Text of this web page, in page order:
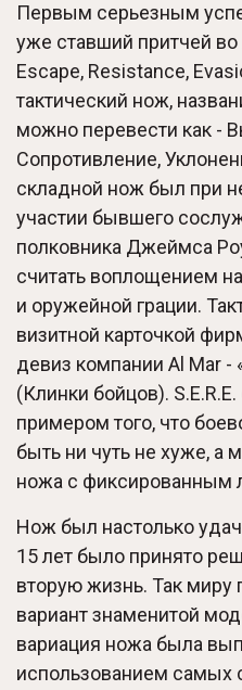
Первым серьезным
уже ставший притчей во
Escape, Resistance,
тактический нож,
можно перевести как -
Сопротивление,
складной нож был при
участии бывшего
полковника Джеймса
считать воплощением
и оружейной грации.
визитной карточкой
девиз компании Al Mar -
(Клинки бойцов).
примером того, что
быть ни чуть не хуже, а
ножа с фиксированным
Нож был настолько
15 лет было принято
вторую жизнь. Так
вариант знаменитой
вариация ножа была
использованием самых